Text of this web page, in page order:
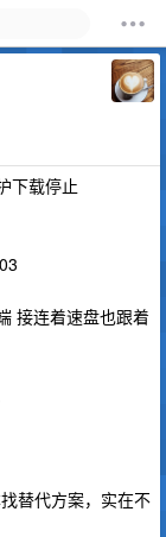
下载停止
接连着速盘也跟着
替代方案，实在不